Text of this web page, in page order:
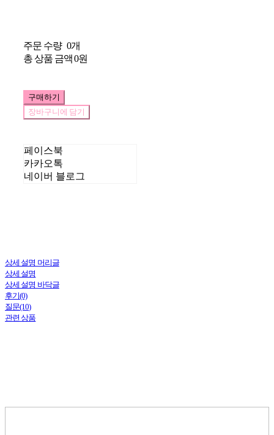
주문 수량 0개
총 상품 금액0원
구매하기
장바구니에 담기
페이스북
카카오톡
네이버 블로그
상세 설명 머리글
상세 설명
상세 설명 바닥글
후기(0)
질문(10)
관련 상품